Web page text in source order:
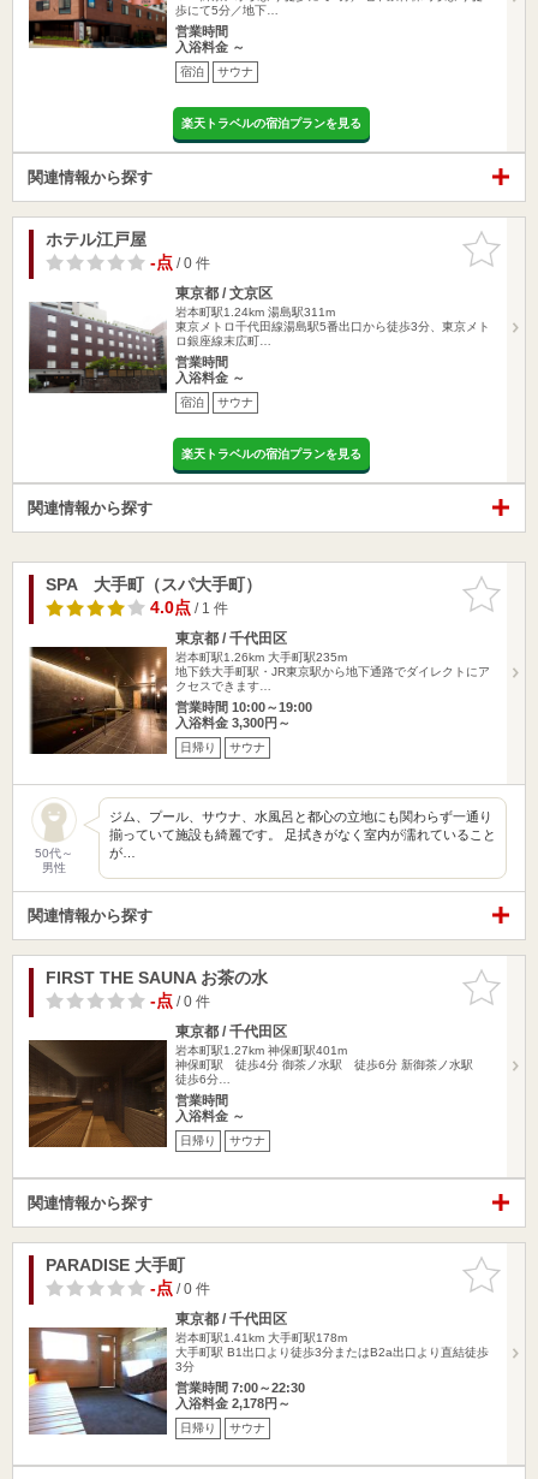
歩にて5分／地下…
営業時間
入浴料金 ～
宿泊 サウナ
楽天トラベルの宿泊プランを見る
関連情報から探す
お気に入
りに追加
ホテル江戸屋
-点/ 0 件
東京都 / 文京区
岩本町駅1.24km 湯島駅311m
東京メトロ千代田線湯島駅5番出口から徒歩3分、東京メト
ロ銀座線末広町…
営業時間
入浴料金 ～
宿泊 サウナ
楽天トラベルの宿泊プランを見る
関連情報から探す
お気に入
りに追加
SPA 大手町（スパ大手町）
4.0点/ 1 件
東京都 / 千代田区
岩本町駅1.26km 大手町駅235m
地下鉄大手町駅・JR東京駅から地下通路でダイレクトにア
クセスできます…
営業時間 10:00～19:00
入浴料金 3,300円～
日帰り サウナ
50代～
男性
ジム、プール、サウナ、水風呂と都心の立地にも関わらず一通り
揃っていて施設も綺麗です。 足拭きがなく室内が濡れていること
が…
関連情報から探す
お気に入
りに追加
FIRST THE SAUNA お茶の水
-点/ 0 件
東京都 / 千代田区
岩本町駅1.27km 神保町駅401m
神保町駅 徒歩4分 御茶ノ水駅 徒歩6分 新御茶ノ水駅
徒歩6分…
営業時間
入浴料金 ～
日帰り サウナ
関連情報から探す
お気に入
りに追加
PARADISE 大手町
-点/ 0 件
東京都 / 千代田区
岩本町駅1.41km 大手町駅178m
大手町駅 B1出口より徒歩3分またはB2a出口より直結徒歩
3分
営業時間 7:00～22:30
入浴料金 2,178円～
日帰り サウナ